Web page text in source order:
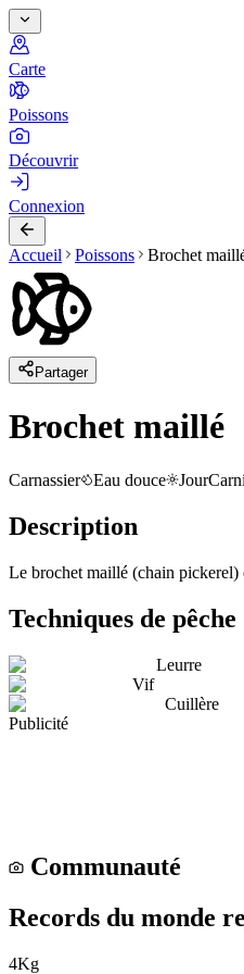
Carte
Poissons
Découvrir
Connexion
Accueil Poissons Brochet
Partager
Brochet maillé
Carnassier Eau douce Jour
Description
Le brochet maillé (chain pickerel)
Techniques de pêche
Leurre
Vif
Cuillère
Publicité
Communauté
Records du monde
4Kg